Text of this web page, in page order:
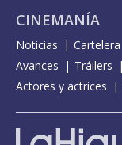
CINEMANÍA
Noticias Cartelera
Avances
Tráilers
Actores y actrices